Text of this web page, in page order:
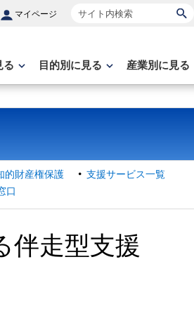
マイページ サイト内検索
る 目的別に見る 産業別に見る
的財産権保護
支援サービス一覧
口
伴走型支援